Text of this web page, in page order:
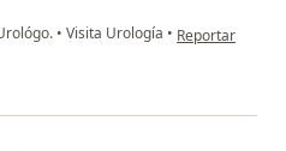
• Visita Urología • en opinión del
Reportar